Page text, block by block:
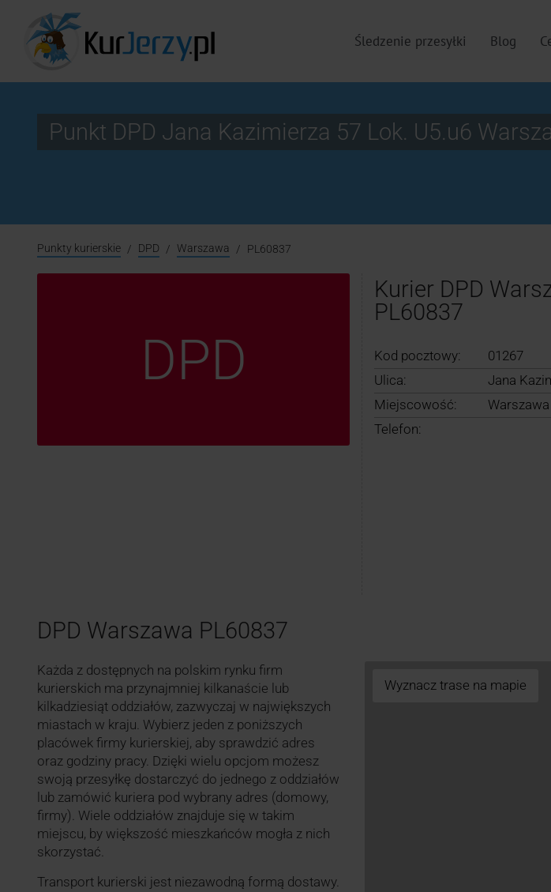
Śledzenie przesyłki Blog
Punkt DPD Jana Kazimierza 57 Lok. U5.u6
Punkty kurierskie DPD Warszawa PL60837
DPD
Kurier DPD
PL60837
Kod pocztowy:
01267
Ulica:
Jana
Miejscowość:
Warszawa
Telefon:
DPD Warszawa PL60837
Każda z dostępnych na polskim rynku firm
kurierskich ma przynajmniej kilkanaście lub
kilkadziesiąt oddziałów, zazwyczaj w największych
miastach w kraju. Wybierz jeden z poniższych
placówek firmy kurierskiej, aby sprawdzić adres
oraz godziny pracy. Dzięki wielu opcjom możesz
swoją przesyłkę dostarczyć do jednego z oddziałów
lub zamówić kuriera pod wybrany adres (domowy,
firmy). Wiele oddziałów znajduje się w takim
miejscu, by większość mieszkańców mogła z nich
skorzystać.
Transport kurierski jest niezawodną formą dostawy.
Wyznacz trase na mapie